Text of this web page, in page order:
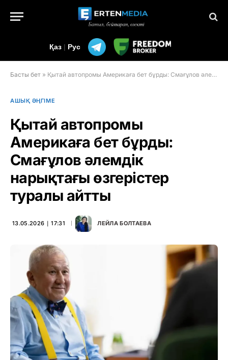
Қаз | Рус
Басты бет » Қытай автопромы Америкаға бет бұрды: Смағұлов әлемдік нарықтағы өзгерістер туралы айтты
АШЫҚ ӘҢГІМЕ
Қытай автопромы
Америкаға бет бұрды:
Смағұлов әлемдік
нарықтағы өзгерістер
туралы айтты
13.05.2026 ∣ 17:31 ЛЕЙЛА БОЛТАЕВА